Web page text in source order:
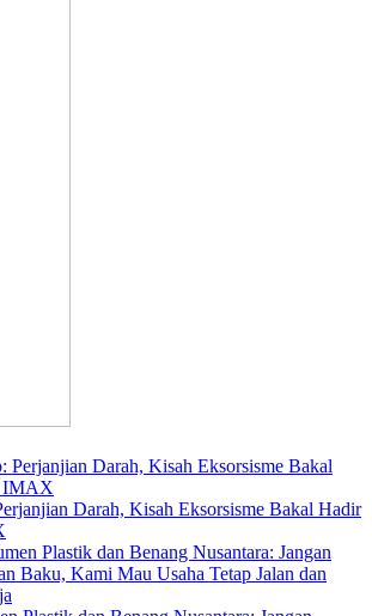
Darah, Kisah Eksorsisme Bakal Hadir